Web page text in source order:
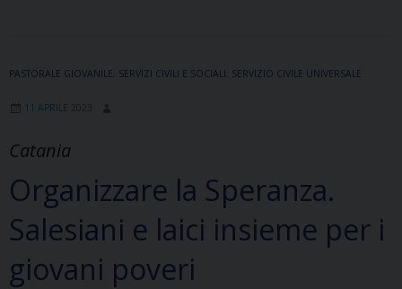
Nazionale
il
PASTORALE GIOVANILE SERVIZI CIVILI E SOCIALI SERVIZIO CIVILE UNIVERSALE
11 APRILE 2023
Catania
Organizzare la Speranza.
Salesiani e laici insieme per i
giovani poveri